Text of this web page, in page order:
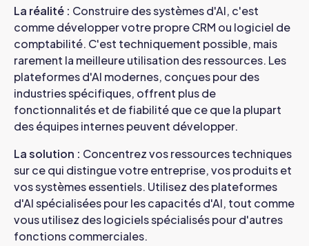
La réalité : Construire des systèmes d'AI, c'est
comme développer votre propre CRM ou logiciel de
comptabilité. C'est techniquement possible, mais
rarement la meilleure utilisation des ressources. Les
plateformes d'AI modernes, conçues pour des
industries spécifiques, offrent plus de
fonctionnalités et de fiabilité que ce que la plupart
des équipes internes peuvent développer.
La solution : Concentrez vos ressources techniques
sur ce qui distingue votre entreprise, vos produits et
vos systèmes essentiels. Utilisez des plateformes
d'AI spécialisées pour les capacités d'AI, tout comme
vous utilisez des logiciels spécialisés pour d'autres
fonctions commerciales.